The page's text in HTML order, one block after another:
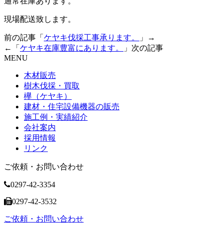
現場配送致します。
前の記事「 ケヤキ伐採工事承ります。
」→
←「 ケヤキ在庫豊富にあります。
」次の記事
MENU
木材販売
樹木伐採・買取
欅（ケヤキ）
建材・住宅設備機器の販売
施工例・実績紹介
会社案内
採用情報
リンク
ご依頼・お問い合わせ
0297-42-3354
0297-42-3532
ご依頼・お問い合わせ